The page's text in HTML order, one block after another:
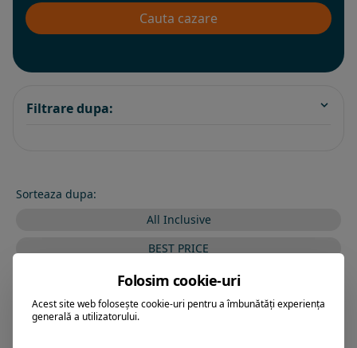
Filtrare dupa:
Sorteaza dupa:
All Inclusive
BEST PRICE
Exclusiv Paradis
Stele 1-5
Folosim cookie-uri
Acest site web folosește cookie-uri pentru a îmbunătăți experiența
generală a utilizatorului.